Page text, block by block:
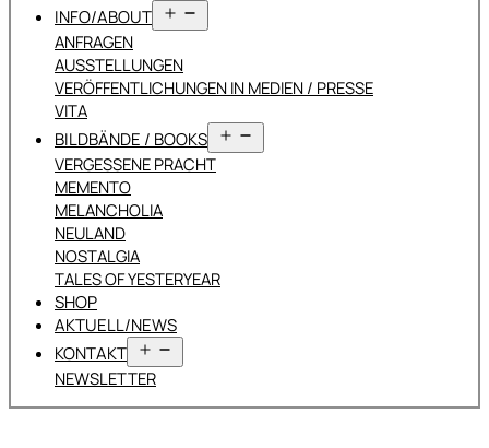
INFO/ABOUT
öffnen
ANFRAGEN
AUSSTELLUNGEN
VERÖFFENTLICHUNGEN IN MEDIEN / PRESSE
VITA
BILDBÄNDE / BOOKS
öffnen
VERGESSENE PRACHT
MEMENTO
MELANCHOLIA
NEULAND
NOSTALGIA
TALES OF YESTERYEAR
SHOP
AKTUELL/NEWS
KONTAKT
öffnen
NEWSLETTER